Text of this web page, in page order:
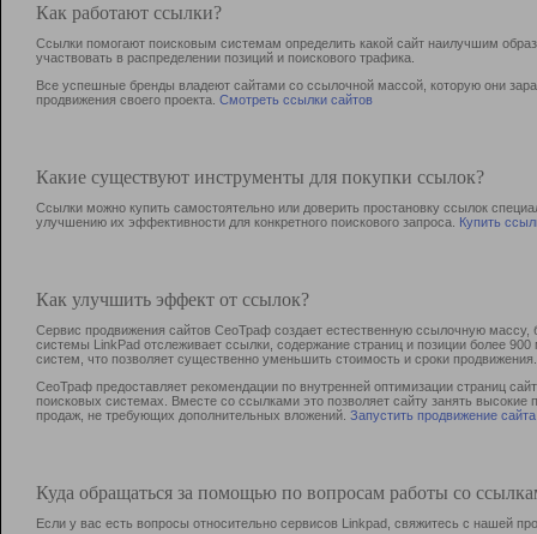
Как работают ссылки?
Ссылки помогают поисковым системам определить какой сайт наилучшим
участвовать в раcпределении позиций и поискового трафика.
Все успешные бренды владеют сайтами со ссылочной массой, которую они
продвижения своего проекта. Смотреть ссылки сайтов
Какие существуют инструменты для покупки ссылок?
Ссылки можно купить самостоятельно или доверить простановку ссылок
улучшению их эффективности для конкретного поискового запроса. Купить
Как улучшить эффект от ссылок?
Сервис продвижения сайтов СеоТраф создает естественную ссылочную
системы LinkPad отслеживает ссылки, содержание страниц и позиции более
систем, что позволяет существенно уменьшить стоимость и сроки продвижения.
СеоТраф предоставляет рекомендации по внутренней оптимизации страниц
поисковых системах. Вместе со ссылками это позволяет сайту занять
продаж, не требующих дополнительных вложений. Запустить продвижение сайта
Куда обращаться за помощью по вопросам работы со
Если у вас есть вопросы относительно сервисов Linkpad, свяжитесь с нашей